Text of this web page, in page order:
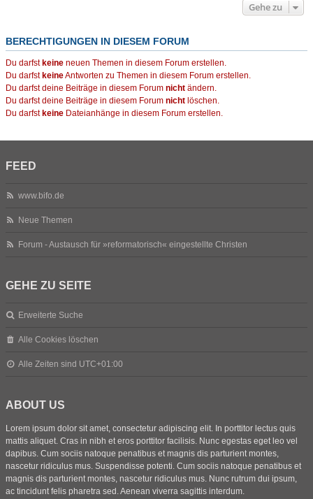
Gehe zu
BERECHTIGUNGEN IN DIESEM FORUM
Du darfst keine neuen Themen in diesem Forum erstellen.
Du darfst keineAntworten zu Themen in diesem Forum erstellen.
Du darfst deine Beiträge in diesem Forum nicht ändern.
Du darfst deine Beiträge in diesem Forum nicht löschen.
Du darfst keine Dateianhänge in diesem Forum erstellen.
FEED
www.bifo.de
Neue Themen
Forum - Austausch für »reformatorisch« eingestellte Christen
GEHE ZU SEITE
Erweiterte Suche
Alle Cookies löschen
Alle Zeiten sind UTC+01:00
ABOUT US
Lorem ipsum dolor sit amet, consectetur adipiscing elit. In porttitor lectus quis
mattis aliquet. Cras in nibh et eros porttitor facilisis. Nunc egestas eget leo vel
dapibus. Cum sociis natoque penatibus et magnis dis parturient montes,
nascetur ridiculus mus. Suspendisse potenti. Cum sociis natoque penatibus et
magnis dis parturient montes, nascetur ridiculus mus. Nunc rutrum dui ipsum,
ac tincidunt felis pharetra sed. Aenean viverra sagittis interdum.